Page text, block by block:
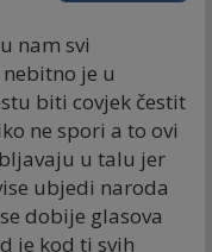
nam svi
je u
biti covjek čestit
ne spori a to ovi
u talu jer
ubjedi naroda
dobije glasova
je kod ti svih